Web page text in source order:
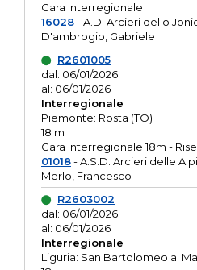
Gara Interregionale
16028- A.D. Arcieri dello
D'ambrogio, Gabriele
R2601005
dal: 06/01/2026
al: 06/01/2026
Interregionale
Piemonte: Rosta (TO)
18 m
Gara Interregionale 18m -
01018- A.S.D. Arcieri delle Alpi
Merlo, Francesco
R2603002
dal: 06/01/2026
al: 06/01/2026
Interregionale
Liguria: San Bartolomeo al